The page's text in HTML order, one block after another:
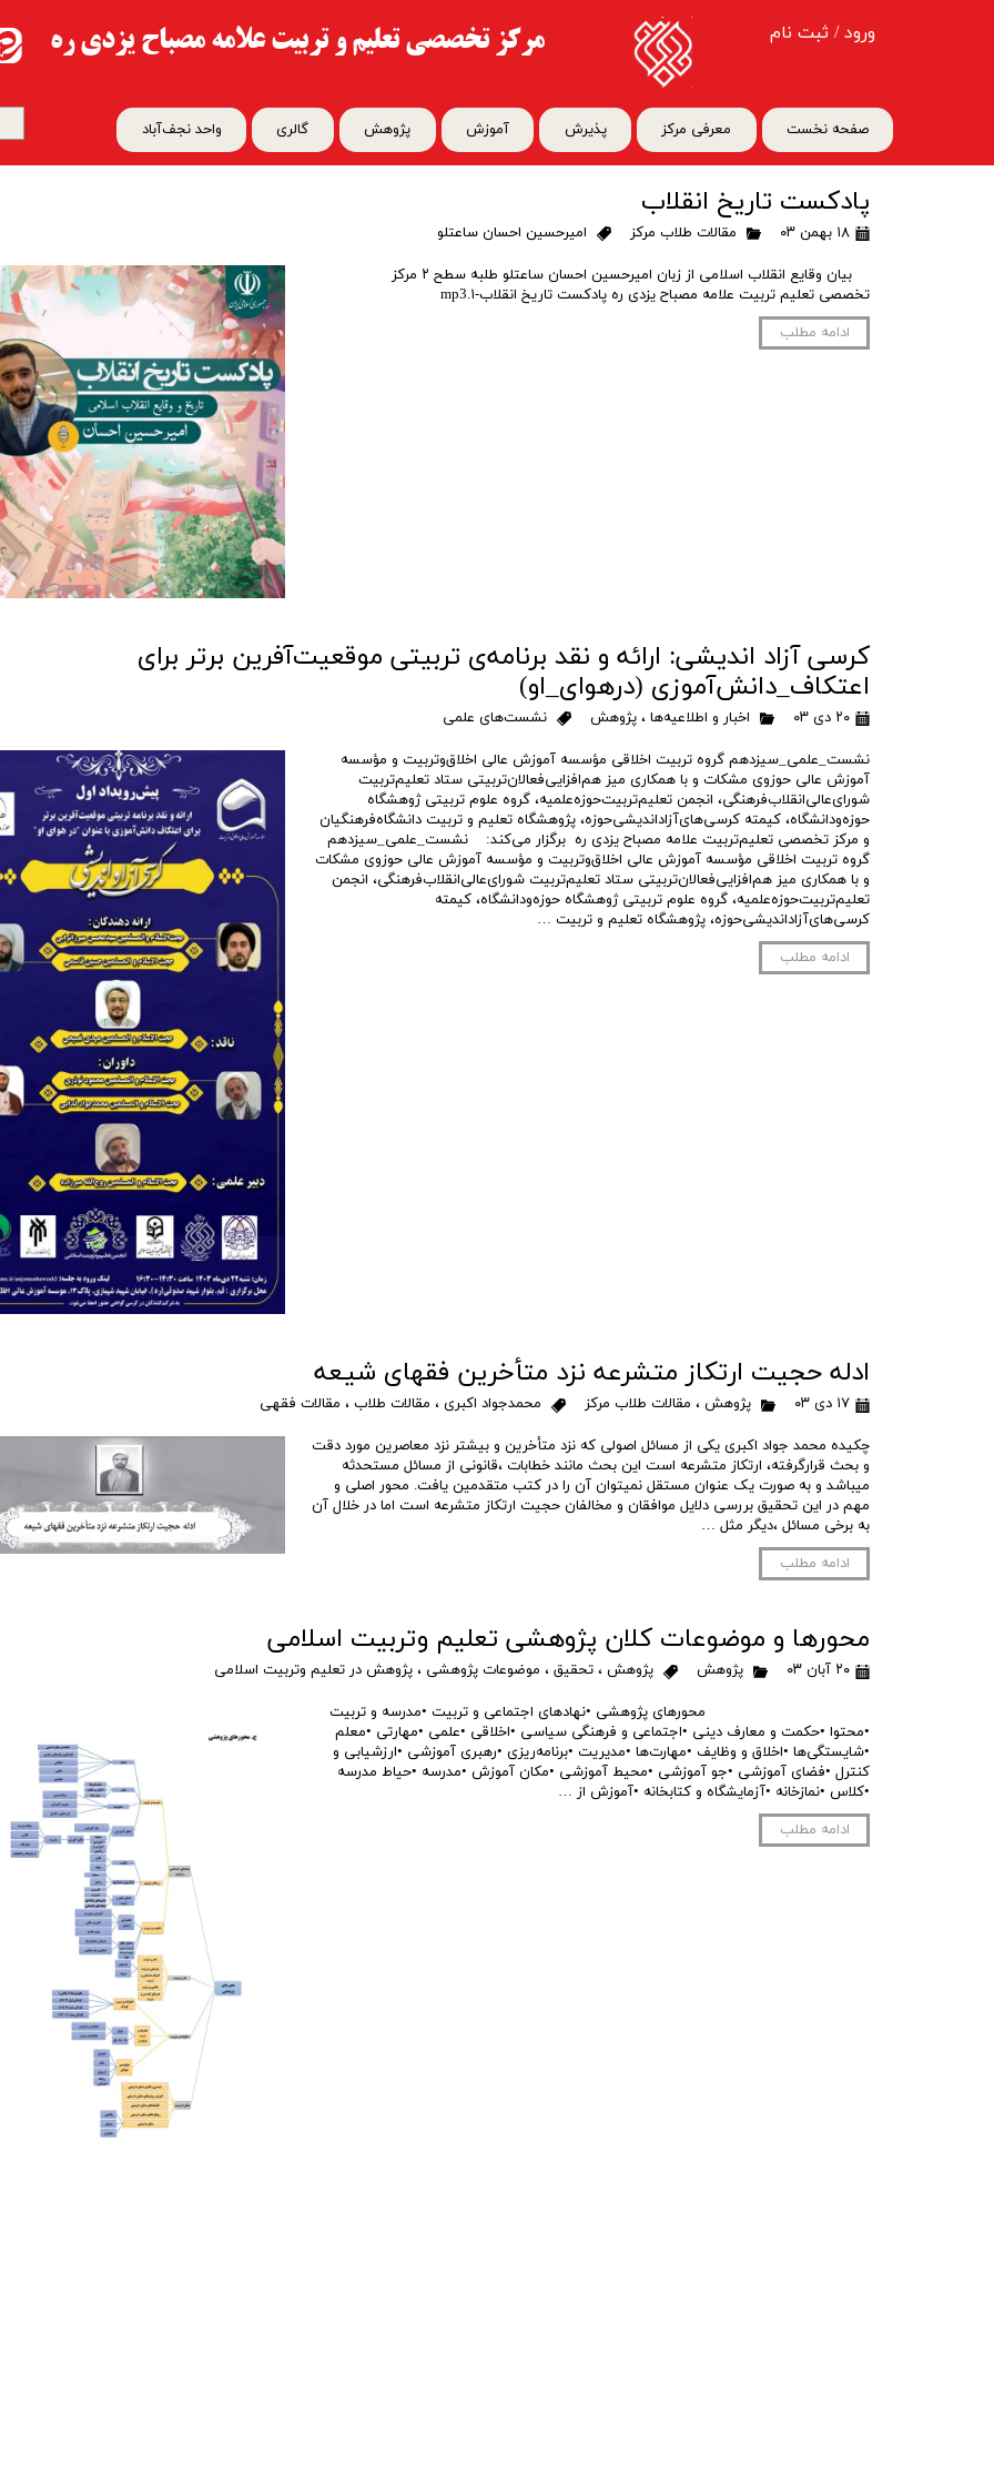
صفحه نخست معرفی مرکز پذیرش آموزش پژوهش گالری واحد نجف‌آباد
ورود / ثبت نام
تغییر گذر واژه
سفارشات
خروج از حساب کاربری
مرکز تخصصی تعلیم و تربیت​​​​​​​ علامه مصباح یزدی ره
پادکست تاریخ انقلاب
۱۸ بهمن ۰۳ مقالات طلاب مرکز امیرحسین احسان ساعتلو
بیان وقایع انقلاب اسلامی از زبان امیرحسین احسان ساعتلو طلبه سطح ۲ مرکز
تخصصی تعلیم تربیت علامه مصباح یزدی ره پادکست تاریخ انقلاب-۱.mp3
ادامه مطلب
کرسی آزاد اندیشی: ارائه و نقد برنامه‌ی تربیتی موقعیت‌آفرین برتر برای
اعتکاف_دانش‌آموزی (درهوای_او)
۲۰ دی ۰۳ اخبار و اطلاعیه‌ها ، پژوهش نشست‌های علمی
نشست_علمی_سیزدهم‌ گروه تربیت اخلاقی مؤسسه آموزش عالی اخلاق‌وتربیت و مؤسسه
آموزش عالی حوزوی مشکات و با همکاری میز هم‌افزایی‌فعالان‌تربیتی ستاد تعلیم‌تربیت
شورای‌عالی‌انقلاب‌فرهنگی، انجمن تعلیم‌تربیت‌حوزه‌علمیه، گروه علوم تربيتی ژوهشگاه‌
حوزه‌ودانشگاه، کیمته کرسی‌های‌آزاداندیشی‌حوزه، پژوهشگاه تعلیم و تربیت دانشگاه‌فرهنگیان
و مرکز تخصصی تعلیم‌تربيت علامه مصباح یزدی ره برگزار می‌کند: نشست_علمی_سیزدهم‌
گروه تربیت اخلاقی مؤسسه آموزش عالی اخلاق‌وتربیت و مؤسسه آموزش عالی حوزوی مشکات
و با همکاری میز هم‌افزایی‌فعالان‌تربیتی ستاد تعلیم‌تربیت شورای‌عالی‌انقلاب‌فرهنگی، انجمن
تعلیم‌تربیت‌حوزه‌علمیه، گروه علوم تربيتی ژوهشگاه‌ حوزه‌ودانشگاه، کیمته
کرسی‌های‌آزاداندیشی‌حوزه، پژوهشگاه تعلیم و تربیت …
ادامه مطلب
ادله حجیت ارتکاز متشرعه نزد متأخرین فقهای شیعه
۱۷ دی ۰۳ پژوهش ، مقالات طلاب مرکز محمدجواد اکبری ، مقالات طلاب ، مقالات فقهی
چکیده محمد جواد اکبری یکی از مسائل اصولی که نزد متأخرین و بیشتر نزد معاصرین مورد دقت
و بحث قرارگرفته، ارتکاز متشرعه است این بحث مانند خطابات ،قانونی از مسائل مستحدثه
میباشد و به صورت یک عنوان مستقل نمیتوان آن را در کتب متقدمین یافت. محور اصلی و
مهم در این تحقیق بررسی دلایل موافقان و مخالفان حجیت ارتکاز متشرعه است اما در خلال آن
به برخی مسائل ،دیگر مثل …
ادامه مطلب
محور‌ها و موضوعات کلان پژوهشی تعلیم وتربیت اسلامی
۲۰ آبان ۰۳ پژوهش پژوهش ، تحقیق ، موضوعات پژوهشی ، پژوهش در تعلیم وتربیت اسلامی
محورهای پژوهشی •نهادهای اجتماعی و تربیت •مدرسه و تربیت
•محتوا •حکمت و معارف دینی •اجتماعی و فرهنگی سیاسی •اخلاقی •علمی •مهارتی •معلم
•شایستگی‌ها •اخلاق و وظایف •مهارت‌ها •مدیریت •برنامه‌ریزی •رهبری آموزشی •ارزشیابی و
کنترل •فضای آموزشی •جو آموزشی •محیط آموزشی •مکان آموزش •مدرسه •حیاط مدرسه
•کلاس •نمازخانه •آزمایشگاه و کتابخانه •آموزش از …
ادامه مطلب